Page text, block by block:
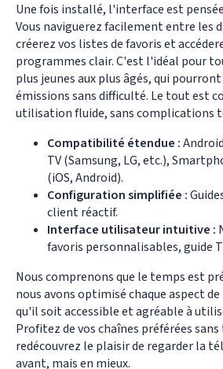
Une fois installé, l'interface est
Vous naviguerez facilement entre les
créerez vos listes de favoris et
programmes clair. C'est l'idéal pour
plus jeunes aux plus âgés, qui
émissions sans difficulté. Le tout est
utilisation fluide, sans complications
Compatibilité étendue :
TV (Samsung, LG, etc.),
(iOS, Android).
Configuration simplifiée :
client réactif.
Interface utilisateur intuitive :
favoris personnalisables, guide
Nous comprenons que le temps est
nous avons optimisé chaque aspect
qu'il soit accessible et agréable à
Profitez de vos chaînes préférées
redécouvrez le plaisir de regarder la
avant, mais en mieux.